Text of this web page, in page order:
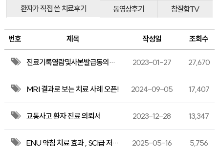
환자가 직접 쓴 치료후기
동영상후기 참잘함TV
번호 제목 작성일 조회수
진료기록열람및사본발급동의서,위임장, 의무기록사본신청서 2023-01-27 27,670
MRI 결과로 보는 치료 사례 오픈! 2024-09-05 17,407
교통사고 환자 진료 의뢰서 2023-12-28 13,347
ENU 약침 치료 효과 , SCI급 저널 게재 2025-05-16 5,756